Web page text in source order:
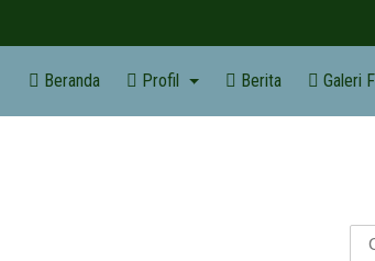
Beranda Profil Berita Galeri